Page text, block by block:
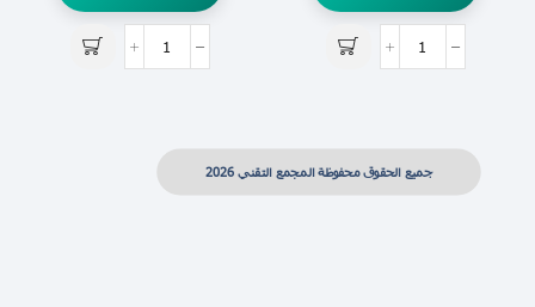
جميع الحقوق محفوظة المجمع التقني 2026